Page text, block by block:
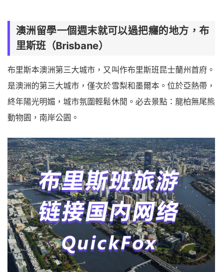
澳洲留學一個週末就可以過把癮的地方，布
里斯班（Brisbane）
布里斯本澳洲第三大城市，又叫作布里斯班昆士蘭州首府。
是澳洲的第三大城市，僅次於雪梨和墨爾本。位於亞熱帶，
終年陽光明媚，城市氛圍輕鬆休閒。必去景點：龍柏無尾熊
動物園，南岸公園。